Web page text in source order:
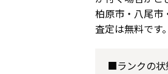
柏原市・八尾市
査定は無料です
■ランクの状